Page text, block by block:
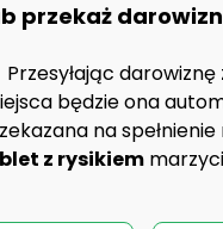
przekaż
Przesyłając
będzie ona
na
z rysikiem